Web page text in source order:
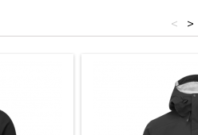
>
<